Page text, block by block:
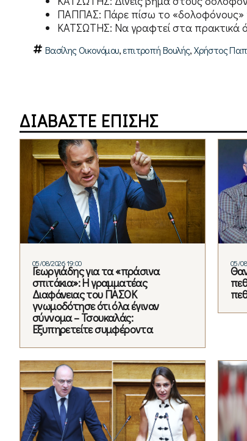
ΠΑΠΠΑΣ: Πάρε πίσω το «δολοφόνους»
ΚΑΤΣΩΤΗΣ: Να γραφτεί στα πρακτικά
Βασίλης Οικονόμου,επιτροπή Βουλής,Χρήστος
ΔΙΑΒΑΣΤΕ ΕΠΙΣΗΣ
05/08/2026 19:00
Γεωργιάδης για τα «πράσινα
σπιτάκια»: Η γραμματέας
Διαφάνειας του ΠΑΣΟΚ
γνωμοδότησε ότι όλα έγιναν
σύννομα – Τσουκαλάς:
Εξυπηρετείτε συμφέροντα
05/